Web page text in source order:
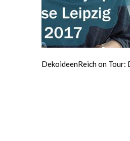
DekoideenReich on